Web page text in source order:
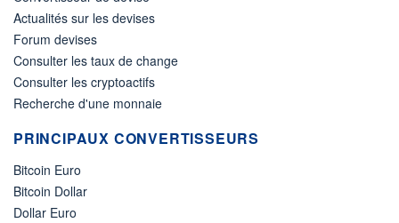
Actualités sur les devises
Forum devises
Consulter les taux de change
Consulter les cryptoactifs
Recherche d'une monnaie
PRINCIPAUX CONVERTISSEURS
Bitcoin Euro
Bitcoin Dollar
Dollar Euro